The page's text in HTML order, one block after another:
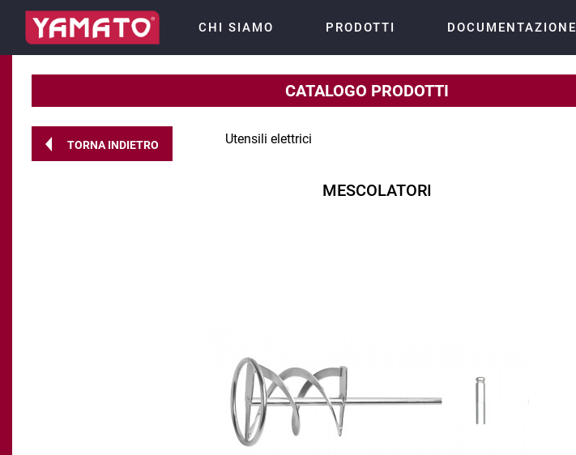
CHI SIAMO PRODOTTI DOCUMENTAZIONE
CATALOGO PRODOTTI
TORNA INDIETRO Utensili elettrici
MESCOLATORI